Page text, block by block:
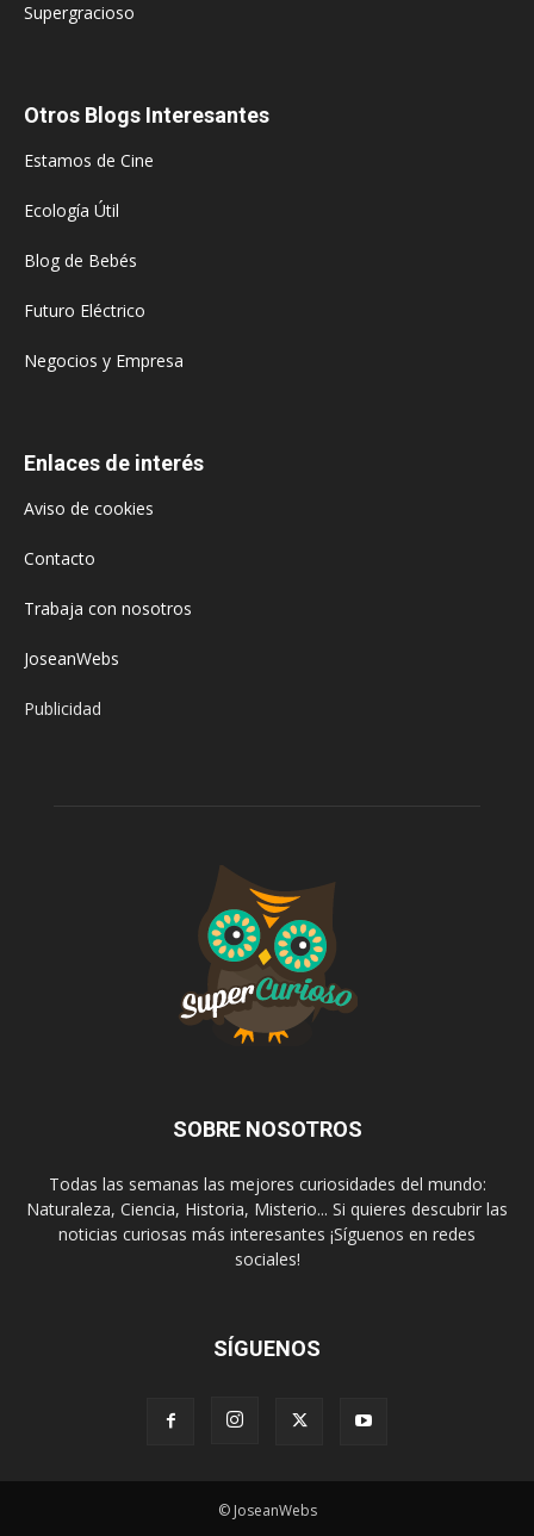
Supergracioso
Otros Blogs Interesantes
Estamos de Cine
Ecología Útil
Blog de Bebés
Futuro Eléctrico
Negocios y Empresa
Enlaces de interés
Aviso de cookies
Contacto
Trabaja con nosotros
JoseanWebs
Publicidad
SOBRE NOSOTROS
Todas las semanas las mejores curiosidades del mundo:
Naturaleza, Ciencia, Historia, Misterio... Si quieres descubrir las
noticias curiosas más interesantes ¡Síguenos en redes
sociales!
SÍGUENOS
© JoseanWebs